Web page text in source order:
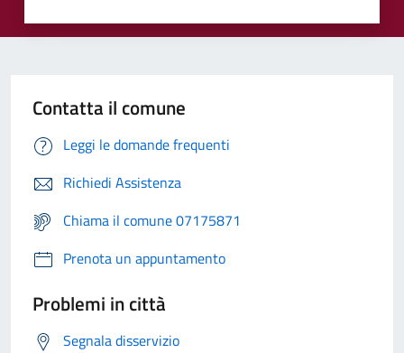
Contatta il comune
Leggi le domande frequenti
Richiedi Assistenza
Chiama il comune 07175871
Prenota un appuntamento
Problemi in città
Segnala disservizio